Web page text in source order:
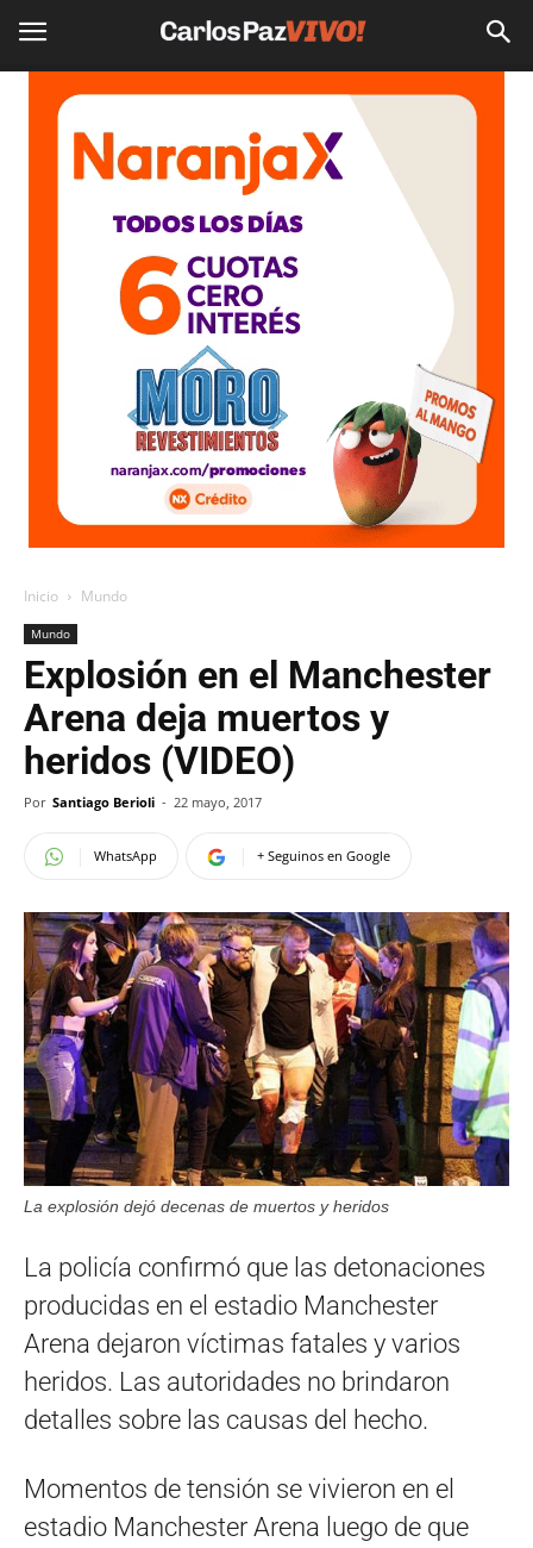
Inicio Mundo
Mundo
Explosión en el Manchester
Arena deja muertos y
heridos (VIDEO)
Por Santiago Berioli - 22 mayo, 2017
WhatsApp + Seguinos en Google
La explosión dejó decenas de muertos y heridos
La policía confirmó que las detonaciones
producidas en el estadio Manchester
Arena dejaron víctimas fatales y varios
heridos. Las autoridades no brindaron
detalles sobre las causas del hecho.
Momentos de tensión se vivieron en el
estadio Manchester Arena luego de que